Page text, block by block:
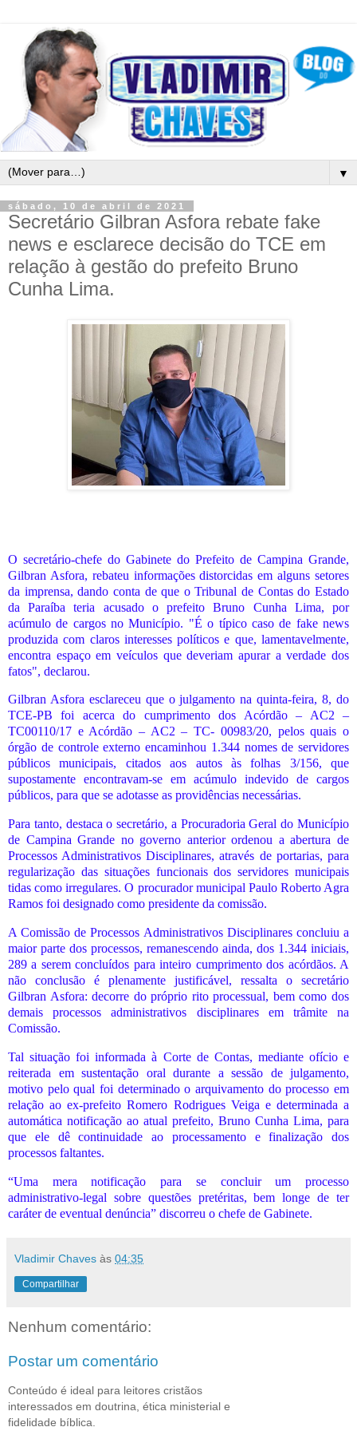
▼
sábado, 10 de abril de 2021
Secretário Gilbran Asfora rebate fake
news e esclarece decisão do TCE em
relação à gestão do prefeito Bruno
Cunha Lima.
O secretário-chefe do Gabinete do Prefeito de Campina Grande,
Gilbran Asfora, rebateu informações distorcidas em alguns setores
da imprensa, dando conta de que o Tribunal de Contas do Estado
da Paraíba teria acusado o prefeito Bruno Cunha Lima, por
acúmulo de cargos no Município. "É o típico caso de fake news
produzida com claros interesses políticos e que, lamentavelmente,
encontra espaço em veículos que deveriam apurar a verdade dos
fatos", declarou.
Gilbran Asfora esclareceu que o julgamento na quinta-feira, 8, do
TCE-PB foi acerca do cumprimento dos Acórdão – AC2 –
TC00110/17 e Acórdão – AC2 – TC- 00983/20, pelos quais o
órgão de controle externo encaminhou 1.344 nomes de servidores
públicos municipais, citados aos autos às folhas 3/156, que
supostamente encontravam-se em acúmulo indevido de cargos
públicos, para que se adotasse as providências necessárias.
Para tanto, destaca o secretário, a Procuradoria Geral do Município
de Campina Grande no governo anterior ordenou a abertura de
Processos Administrativos Disciplinares, através de portarias, para
regularização das situações funcionais dos servidores municipais
tidas como irregulares. O procurador municipal Paulo Roberto Agra
Ramos foi designado como presidente da comissão.
A Comissão de Processos Administrativos Disciplinares concluiu a
maior parte dos processos, remanescendo ainda, dos 1.344 iniciais,
289 a serem concluídos para inteiro cumprimento dos acórdãos. A
não conclusão é plenamente justificável, ressalta o secretário
Gilbran Asfora: decorre do próprio rito processual, bem como dos
demais processos administrativos disciplinares em trâmite na
Comissão.
Tal situação foi informada à Corte de Contas, mediante ofício e
reiterada em sustentação oral durante a sessão de julgamento,
motivo pelo qual foi determinado o arquivamento do processo em
relação ao ex-prefeito Romero Rodrigues Veiga e determinada a
automática notificação ao atual prefeito, Bruno Cunha Lima, para
que ele dê continuidade ao processamento e finalização dos
processos faltantes.
“Uma mera notificação para se concluir um processo
administrativo-legal sobre questões pretéritas, bem longe de ter
caráter de eventual denúncia” discorreu o chefe de Gabinete.
Vladimir Chaves às 04:35
Compartilhar
Nenhum comentário:
Postar um comentário
Conteúdo é ideal para leitores cristãos
interessados em doutrina, ética ministerial e
fidelidade bíblica.